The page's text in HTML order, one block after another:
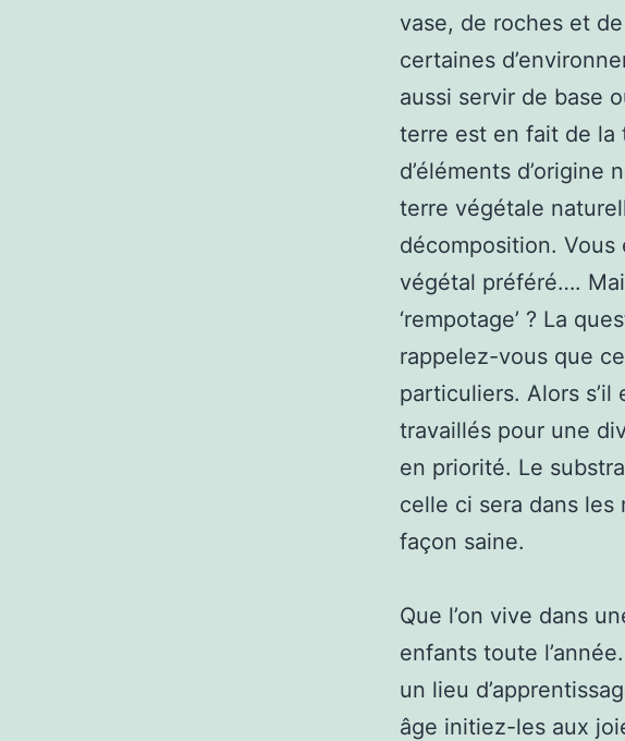
vase, de roches et
certaines
aussi servir de base
terre est en fait de la
d’éléments
terre végétale
décomposition. Vous
végétal préféré….
‘rempotage’ ? La
rappelez-vous que
particuliers. Alors
travaillés pour une
en priorité. Le
celle ci sera dans
façon saine.
Que l’on vive dans
enfants toute
un lieu
âge initiez-les aux